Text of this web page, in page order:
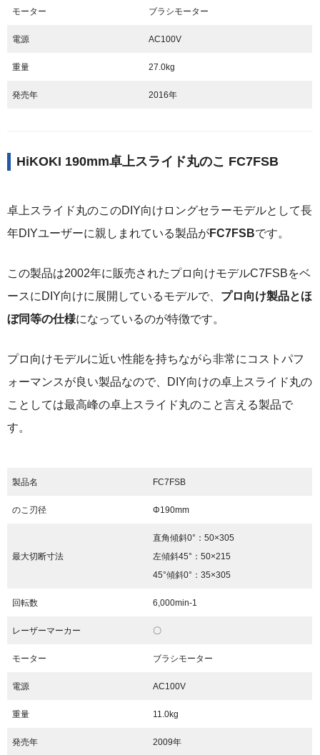
モーター ブラシモーター
電源 AC100V
重量 27.0kg
発売年 2016年
HiKOKI 190mm卓上スライド丸のこ FC7FSB
卓上スライド丸のこのDIY向けロングセラーモデルとして長
年DIYユーザーに親しまれている製品がFC7FSBです。
この製品は2002年に販売されたプロ向けモデルC7FSBをベ
ースにDIY向けに展開しているモデルで、 プロ向け製品とほ
ぼ同等の仕様になっているのが特徴です。
プロ向けモデルに近い性能を持ちながら非常にコストパフ
ォーマンスが良い製品なので、DIY向けの卓上スライド丸の
ことしては最高峰の卓上スライド丸のこと言える製品で
す。
製品名 FC7FSB
のこ刃径 Φ190mm
最大切断寸法
直角傾斜0°：50×305
左傾斜45°：50×215
45°傾斜0°：35×305
回転数 6,000min-1
レーザーマーカー 〇
モーター ブラシモーター
電源 AC100V
重量 11.0kg
発売年 2009年